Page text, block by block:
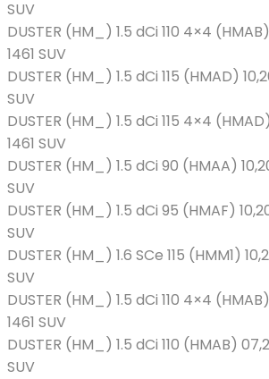
SUV
DUSTER (HM_) 1.5 dCi 110 4×4
1461 SUV
DUSTER (HM_) 1.5 dCi 115 (HMAD)
SUV
DUSTER (HM_) 1.5 dCi 115 4×4
1461 SUV
DUSTER (HM_) 1.5 dCi 90 (HMAA)
SUV
DUSTER (HM_) 1.5 dCi 95 (HMAF)
SUV
DUSTER (HM_) 1.6 SCe 115 (HMM1)
SUV
DUSTER (HM_) 1.5 dCi 110 4×4
1461 SUV
DUSTER (HM_) 1.5 dCi 110 (HMAB)
SUV